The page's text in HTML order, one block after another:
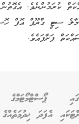
ކުރަމުންނެވެ.
މާލެ ސިޓީ ގްރޫޕް އޮފް
ފަށާފައެވެ.
އެފަދަ